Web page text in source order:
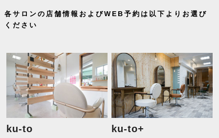
各サロンの店舗情報およびWEB予約は以下よりお選び
ください
ku-to ku-to+